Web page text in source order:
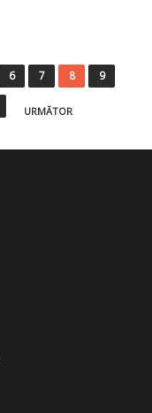
6 7 8
9
URMĂTOR